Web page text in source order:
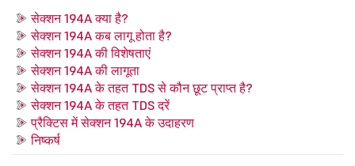
सेक्शन 194A क्या है?
सेक्शन 194A कब लागू होता है?
सेक्शन 194A की विशेषताएं
सेक्शन 194A की लागूता
सेक्शन 194A के तहत TDS से कौन छूट प्राप्त है?
सेक्शन 194A के तहत TDS दरें
प्रैक्टिस में सेक्शन 194A के उदाहरण
निष्कर्ष